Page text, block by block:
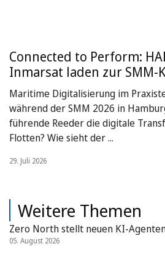
Connected to Perform:
Inmarsat laden zur SMM-
Maritime Digitalisierung im
während der SMM 2026 in
führende Reeder die digitale
Flotten? Wie sieht der ...
29. Juli 2026
Weitere Themen
Zero North stellt neuen KI-
05. August 2026